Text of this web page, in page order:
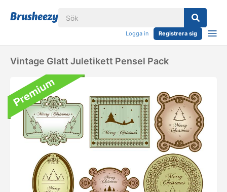
Logga in Registrera sig
Vintage Glatt Juletikett Pensel Pack